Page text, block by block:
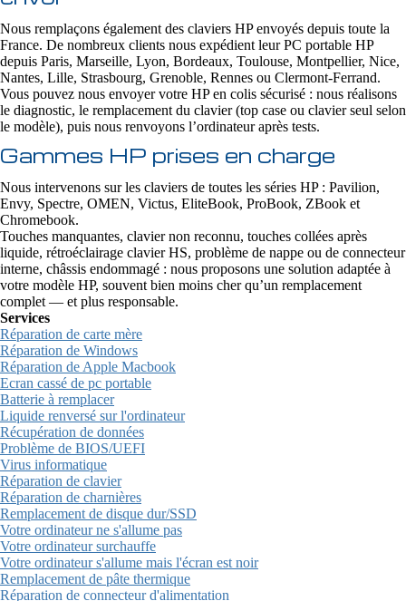
Nous remplaçons également des claviers HP envoyés depuis toute la
France. De nombreux clients nous expédient leur PC portable HP
depuis Paris, Marseille, Lyon, Bordeaux, Toulouse, Montpellier, Nice,
Nantes, Lille, Strasbourg, Grenoble, Rennes ou Clermont-Ferrand.
Vous pouvez nous envoyer votre HP en colis sécurisé : nous réalisons
le diagnostic, le remplacement du clavier (top case ou clavier seul selon
le modèle), puis nous renvoyons l’ordinateur après tests.
Gammes HP prises en charge
Nous intervenons sur les claviers de toutes les séries HP : Pavilion,
Envy, Spectre, OMEN, Victus, EliteBook, ProBook, ZBook et
Chromebook.
Touches manquantes, clavier non reconnu, touches collées après
liquide, rétroéclairage clavier HS, problème de nappe ou de connecteur
interne, châssis endommagé : nous proposons une solution adaptée à
votre modèle HP, souvent bien moins cher qu’un remplacement
complet — et plus responsable.
Services
Réparation de carte mère
Réparation de Windows
Réparation de Apple Macbook
Ecran cassé de pc portable
Batterie à remplacer
Liquide renversé sur l'ordinateur
Récupération de données
Problème de BIOS/UEFI
Virus informatique
Réparation de clavier
Réparation de charnières
Remplacement de disque dur/SSD
Votre ordinateur ne s'allume pas
Votre ordinateur surchauffe
Votre ordinateur s'allume mais l'écran est noir
Remplacement de pâte thermique
Réparation de connecteur d'alimentation